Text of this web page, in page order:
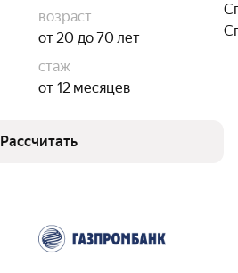
возраст
от 20 до 70 лет
стаж
от 12 месяцев
Рассчитать